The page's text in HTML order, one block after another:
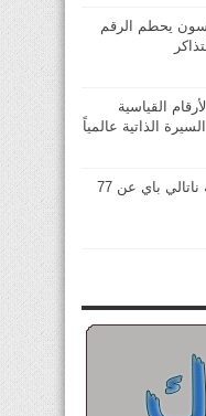
يحطم الرقم
القياسية
الذاتية عالمياً
وفاة الممثلة الفرنسية ناتالي باي عن 77